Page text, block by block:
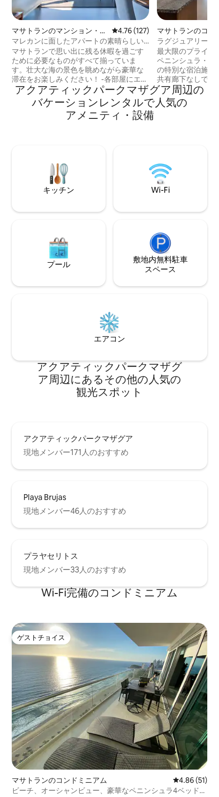
マサトランのマンション・ア
パート
レビュー127件、5つ星中4.76つ
4.76 (127)
マレカンに面したアパートの素晴らしい
眺め
マサトランで思い出に残る休暇を過ごす
ために必要なものがすべて揃っていま
す。壮大な海の景色を眺めながら豪華な
滞在をお楽しみください！ -各部屋にエア
コンとテレビ、6名様が快適に過ごせるス
ペース！ - 85インチのテレビ、ダイニン
グルーム、設備の整ったキッチンを備え
たリビングルームがあります - バルコニ
歩道に面し、ビーチへのアクセスがあ
り、ゴールデンゾーンから200メートルで
マサトランのコン
ラグジュアリー
ターとオーシャン
2.5バスルーム
最大限のプライバ
ペニンシュラ・マ
の特別な宿泊施設
共有廊下なしで、
ターで直接中にア
様まで収容可能
をご用意しており
上げます！ 今すぐ予約して、マサトラン
で真の贅沢を体験
アクアティックパークマザグア⁠周⁠辺⁠の
バ⁠ケ⁠ー⁠シ⁠ョ⁠ン⁠レ⁠ン⁠タ⁠ル⁠で人⁠気⁠の
ア⁠メ⁠ニ⁠テ⁠ィ⁠・⁠設⁠備
キッチン Wi-Fi
プール
敷地内無料駐⁠車
ス⁠ペ⁠ー⁠ス
エアコン
アクアティックパークマザグ
ア⁠周⁠辺⁠に⁠あ⁠るそ⁠の⁠他⁠の人⁠気⁠の
観⁠光⁠ス⁠ポ⁠ッ⁠ト
アクアティックパークマザグア
現地メンバー171人のおすすめ
Playa Brujas
現地メンバー46人のおすすめ
プラヤセリトス
現地メンバー33人のおすすめ
Wi-Fi完備のコンドミニアム
ゲストチョイス
ゲストチョイス
マサトランのコンドミニアム レビュー51
4.86 (51)
ビーチ、オーシャンビュー、豪華なペニンシュラ4ベッドル